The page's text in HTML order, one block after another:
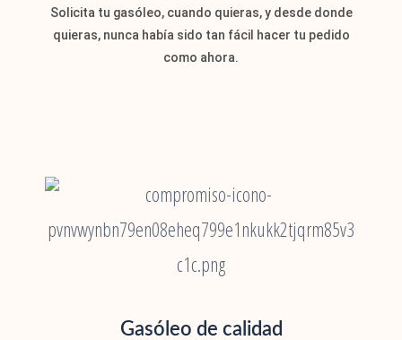
Solicita tu gasóleo, cuando quieras, y desde donde
quieras, nunca había sido tan fácil hacer tu pedido
como ahora.
Gasóleo de calidad